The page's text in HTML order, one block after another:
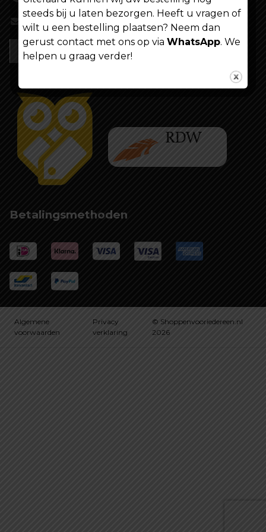
info@shoppenvooriedereen.nl
Betalingsmethoden
Algemene
voorwaarden
Privacy
verklaring
© Shoppenvooriedereen.nl
2026
steeds bij u laten bezorgen. Heeft u vragen of
wilt u een bestelling plaatsen? Neem dan
gerust contact met ons op via WhatsApp. We
helpen u graag verder!